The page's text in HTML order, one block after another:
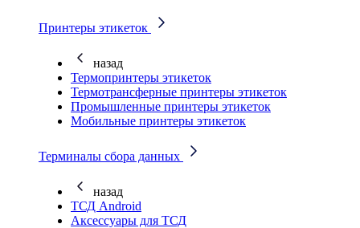
Принтеры этикеток
назад
Термопринтеры этикеток
Термотрансферные принтеры этикеток
Промышленные принтеры этикеток
Мобильные принтеры этикеток
Терминалы сбора данных
назад
ТСД Android
Аксессуары для ТСД